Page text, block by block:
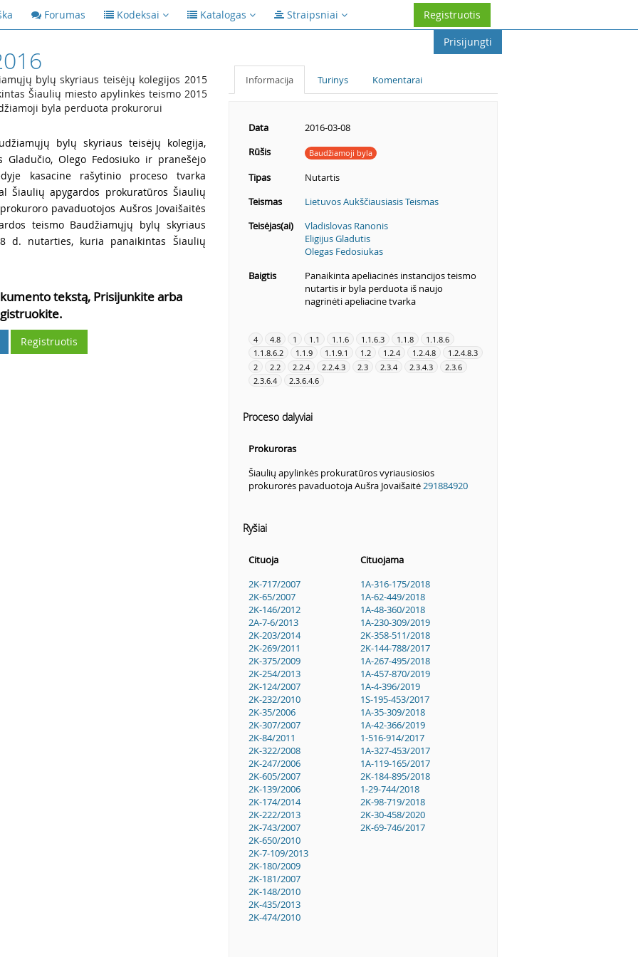
Forumas Kodeksai Katalogas Straipsniai
Registruotis
Prisijungti
bylų skyriaus teisėjų kolegijos 2015
Šiaulių miesto apylinkės teismo 2015
byla perduota prokurorui
bylų skyriaus teisėjų kolegija,
Olego Fedosiuko ir pranešėjo
kasacine rašytinio proceso tvarka
Šiaulių apygardos prokuratūros Šiaulių
pavaduotojos Aušros Jovaišaitės
teismo Baudžiamųjų bylų skyriaus
d. nutarties, kuria panaikintas Šiaulių
tekstą, Prisijunkite arba
Registruotis
Informacija Turinys Komentarai
Data
2016-03-08
Rūšis
Baudžiamoji byla
Tipas
Nutartis
Teismas
Lietuvos Aukščiausiasis Teismas
Teisėjas(ai)
Vladislovas Ranonis
Eligijus Gladutis
Olegas Fedosiukas
Baigtis
Panaikinta apeliacinės instancijos teismo
nutartis ir byla perduota iš naujo
nagrinėti apeliacine tvarka
4 4.8 1 1.1 1.1.6 1.1.6.3 1.1.8
1.1.8.6
1.1.8.6.2
1.1.9 1.1.9.1 1.2 1.2.4 1.2.4.8
1.2.4.8.3
2
2.2 2.2.4 2.2.4.3 2.3 2.3.4 2.3.4.3
2.3.6
2.3.6.4
2.3.6.4.6
Proceso dalyviai
Prokuroras
Šiaulių apylinkės prokuratūros vyriausiosios
prokurorės pavaduotoja Aušra Jovaišaitė291884920
Ryšiai
Cituoja
Cituojama
2K-717/2007
2K-65/2007
2K-146/2012
2A-7-6/2013
2K-203/2014
2K-269/2011
2K-375/2009
2K-254/2013
2K-124/2007
2K-232/2010
2K-35/2006
2K-307/2007
2K-84/2011
2K-322/2008
2K-247/2006
2K-605/2007
2K-139/2006
2K-174/2014
2K-222/2013
2K-743/2007
2K-650/2010
2K-7-109/2013
2K-180/2009
2K-181/2007
2K-148/2010
2K-435/2013
2K-474/2010
1A-316-175/2018
1A-62-449/2018
1A-48-360/2018
1A-230-309/2019
2K-358-511/2018
2K-144-788/2017
1A-267-495/2018
1A-457-870/2019
1A-4-396/2019
1S-195-453/2017
1A-35-309/2018
1A-42-366/2019
1-516-914/2017
1A-327-453/2017
1A-119-165/2017
2K-184-895/2018
1-29-744/2018
2K-98-719/2018
2K-30-458/2020
2K-69-746/2017